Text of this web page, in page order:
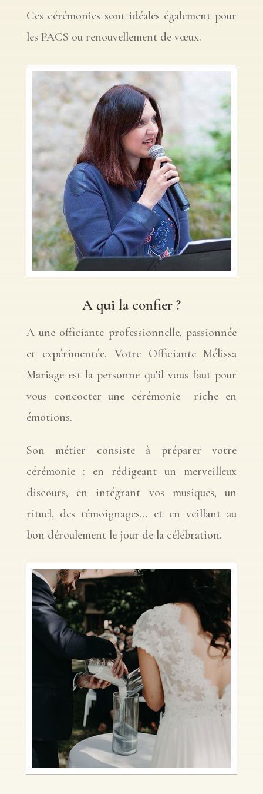
Ces cérémonies sont idéales également pour
les PACS ou renouvellement de vœux.
A qui la confier ?
A une officiante professionnelle, passionnée
et expérimentée. Votre Officiante Mélissa
Mariage est la personne qu’il vous faut pour
vous concocter une cérémonie
riche en
émotions.
Son métier consiste à préparer votre
cérémonie : en rédigeant un merveilleux
discours, en intégrant vos musiques, un
rituel, des témoignages… et en veillant au
bon déroulement le jour de la célébration.